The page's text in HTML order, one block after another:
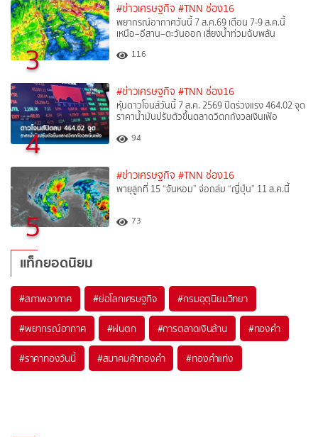
3
#ข่าวเศรษฐกิจ #TNN ช่อง16
พยากรณ์อากาศวันนี้ 7 ส.ค.69 เตือน 7-9 ส.ค.นี้
เหนือ–อีสาน–ตะวันออก เสี่ยงน้ำท่วมฉับพลัน
116
4
#ข่าวเศรษฐกิจ #TNN ช่อง16
หุ้นดาวโจนส์วันนี้ 7 ส.ค. 2569 ปิดร่วงแรง 464.02 จุด
ราคาน้ำมันปรับตัวขึ้นตลาดวิตกกังวลเงินเฟ้อ
94
5
#ข่าวเศรษฐกิจ #TNN ช่อง16
พายุลูกที่ 15 “จันหอม” จ่อถล่ม “ญี่ปุ่น” 11 ส.ค.นี้
73
แท็กยอดนิยม
#สภาพอากาศ #ย่อโลกเศรษฐกิจ #กรมอุตุนิยมวิทยา
#พยากรณ์อากาศ #ฝนตก #การตลาดเงินล้าน #ทองคำ
#ราคาทองวันนี้ #สมาคมค้าทองคำ #ทองคำแท่ง